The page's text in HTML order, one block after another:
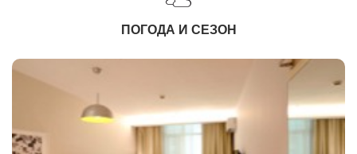
ПОГОДА И СЕЗОН